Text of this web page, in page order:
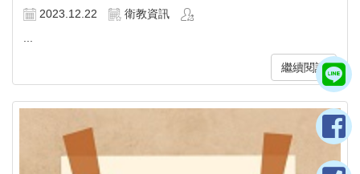
2023.12.22
衛教資訊
繼續閱讀